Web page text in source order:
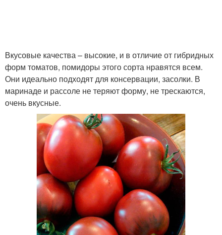
Вкусовые качества – высокие, и в отличие от гибридных
форм томатов, помидоры этого сорта нравятся всем.
Они идеально подходят для консервации, засолки. В
маринаде и рассоле не теряют форму, не трескаются,
очень вкусные.